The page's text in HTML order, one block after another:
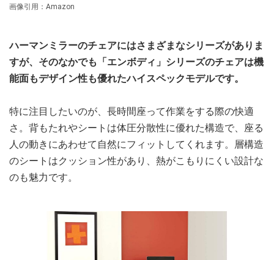
画像引用：Amazon
ハーマンミラーのチェアにはさまざまなシリーズがありま
すが、そのなかでも「エンボディ」シリーズのチェアは機
能面もデザイン性も優れたハイスペックモデルです。
特に注目したいのが、長時間座って作業をする際の快適
さ。背もたれやシートは体圧分散性に優れた構造で、座る
人の動きにあわせて自然にフィットしてくれます。層構造
のシートはクッション性があり、熱がこもりにくい設計な
のも魅力です。